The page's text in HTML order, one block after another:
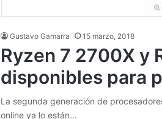
Gustavo Gamarra 15 marzo, 2018
Ryzen 7 2700X y
disponibles para
La segunda generación de
online ya lo están…